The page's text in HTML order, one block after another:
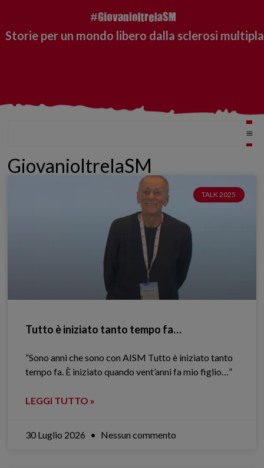
Storie per un mondo libero dalla sclerosi multipla
GiovanioltrelaSM
TALK 2025
Tutto è iniziato tanto tempo fa…
“Sono anni che sono con AISM Tutto è iniziato tanto
tempo fa. È iniziato quando vent’anni fa mio figlio…”
LEGGI TUTTO »
30 Luglio 2026 Nessun commento